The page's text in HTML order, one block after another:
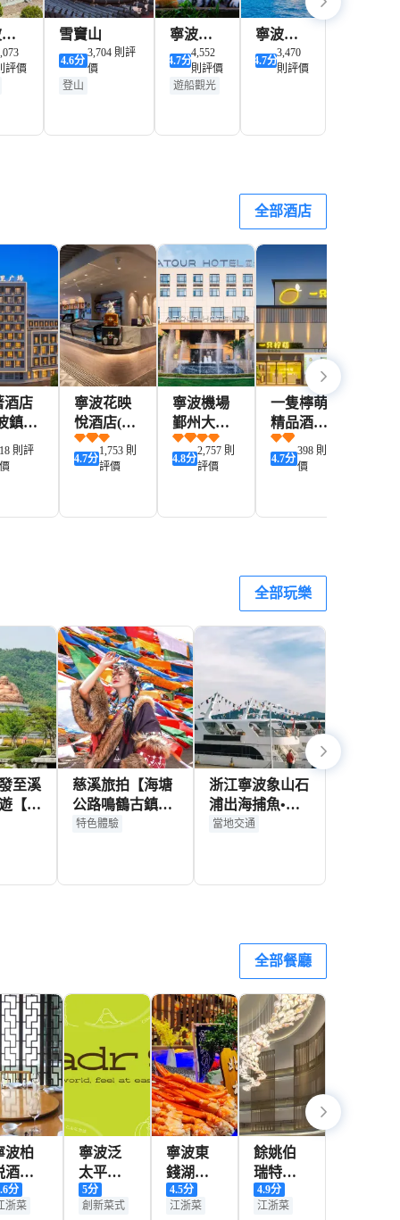
評價
雪竇山
4.6分
3,704 則評
價
登山
寧波野
生動物
4.7分
4,552
則評價
遊船觀光
寧波海
洋世界
4.7分
3,470
則評價
全部酒店
酒店
鎮海
店)
則評
寧波花映
悅酒店(天
一廣場城
隍廟商業
4.7分
1,753 則
評價
寧波機場
鄞州大道
亞朵酒店
4.8分
2,757 則
評價
一隻檸萌
精品酒店
(寧波天一
廣場鼓樓
4.7分
398 則評
價
全部玩樂
至溪
【人
慈溪旅拍【海塘
公路鳴鶴古鎮約
拍跟拍航拍攝影
特色體驗
浙江寧波象山石
浦出海捕魚•海
釣包船【2.5小
當地交通
全部餐廳
波柏
酒店·
湖漁
分
浙菜
寧波泛
太平洋
大酒店
·Madr
5分
創新菜式
寧波東
錢湖華
僑豪生
大酒店·
4.5分
江浙菜
餘姚伯
瑞特酒
店·陽明
軒
4.9分
江浙菜